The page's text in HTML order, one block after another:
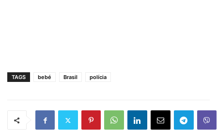
TAGS bebé Brasil polícia